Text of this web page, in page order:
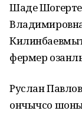
Шаде
фермер
Руслан
ончычсо